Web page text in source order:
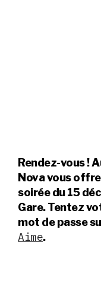
Rendez-vous !
Nova vous
soirée du 15
Gare. Tentez
mot de passe
Aime.